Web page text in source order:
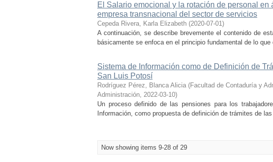
El Salario emocional y la rotación de personal en
empresa transnacional del sector de servicios
Cepeda Rivera, Karla Elizabeth (2020-07-01)
A continuación, se describe brevemente el contenido de
básicamente se enfoca en el principio fundamental de lo
Sistema de Información como de Definición de
San Luis Potosí
Rodríguez Pérez, Blanca Alicia (Facultad de Contaduría y
Administración, 2022-03-10)
Un proceso definido de las pensiones para los
Información, como propuesta de definición de trámites de
Now showing items 9-28 of 29